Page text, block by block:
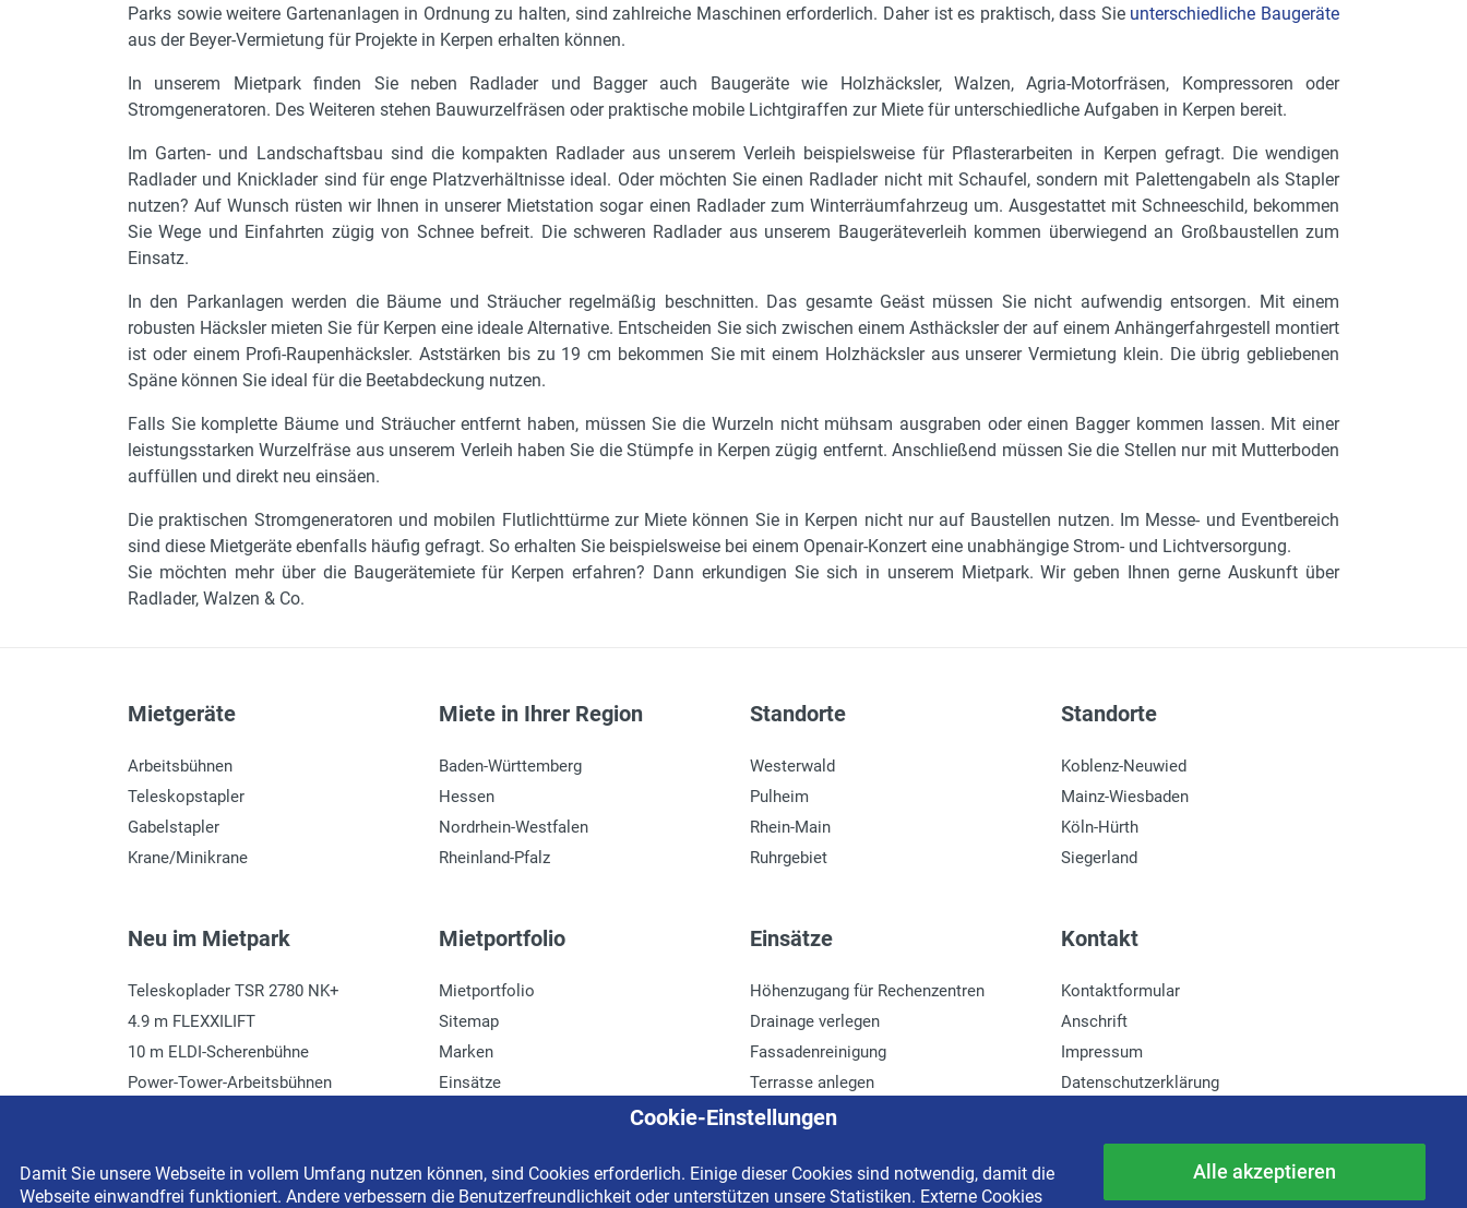
Parks sowie weitere Gartenanlagen in Ordnung zu halten, sind zahlreiche Maschinen erforderlich. Daher ist es praktisch, dass Sie unterschiedliche Baugeräte
aus der Beyer-Vermietung für Projekte in Kerpen erhalten können.
In unserem Mietpark finden Sie neben Radlader und Bagger auch Baugeräte wie Holzhäcksler, Walzen, Agria-Motorfräsen, Kompressoren oder
Stromgeneratoren. Des Weiteren stehen Bauwurzelfräsen oder praktische mobile Lichtgiraffen zur Miete für unterschiedliche Aufgaben in Kerpen bereit.
Im Garten- und Landschaftsbau sind die kompakten Radlader aus unserem Verleih beispielsweise für Pflasterarbeiten in Kerpen gefragt. Die wendigen
Radlader und Knicklader sind für enge Platzverhältnisse ideal. Oder möchten Sie einen Radlader nicht mit Schaufel, sondern mit Palettengabeln als Stapler
nutzen? Auf Wunsch rüsten wir Ihnen in unserer Mietstation sogar einen Radlader zum Winterräumfahrzeug um. Ausgestattet mit Schneeschild, bekommen
Sie Wege und Einfahrten zügig von Schnee befreit. Die schweren Radlader aus unserem Baugeräteverleih kommen überwiegend an Großbaustellen zum
Einsatz.
In den Parkanlagen werden die Bäume und Sträucher regelmäßig beschnitten. Das gesamte Geäst müssen Sie nicht aufwendig entsorgen. Mit einem
robusten Häcksler mieten Sie für Kerpen eine ideale Alternative. Entscheiden Sie sich zwischen einem Asthäcksler der auf einem Anhängerfahrgestell montiert
ist oder einem Profi-Raupenhäcksler. Aststärken bis zu 19 cm bekommen Sie mit einem Holzhäcksler aus unserer Vermietung klein. Die übrig gebliebenen
Späne können Sie ideal für die Beetabdeckung nutzen.
Falls Sie komplette Bäume und Sträucher entfernt haben, müssen Sie die Wurzeln nicht mühsam ausgraben oder einen Bagger kommen lassen. Mit einer
leistungsstarken Wurzelfräse aus unserem Verleih haben Sie die Stümpfe in Kerpen zügig entfernt. Anschließend müssen Sie die Stellen nur mit Mutterboden
auffüllen und direkt neu einsäen.
Die praktischen Stromgeneratoren und mobilen Flutlichttürme zur Miete können Sie in Kerpen nicht nur auf Baustellen nutzen. Im Messe- und Eventbereich
sind diese Mietgeräte ebenfalls häufig gefragt. So erhalten Sie beispielsweise bei einem Openair-Konzert eine unabhängige Strom- und Lichtversorgung.
Sie möchten mehr über die Baugerätemiete für Kerpen erfahren? Dann erkundigen Sie sich in unserem Mietpark. Wir geben Ihnen gerne Auskunft über
Radlader, Walzen & Co.
Mietgeräte
Arbeitsbühnen
Teleskopstapler
Gabelstapler
Krane/Minikrane
Miete in Ihrer Region
Baden-Württemberg
Hessen
Nordrhein-Westfalen
Rheinland-Pfalz
Standorte
Westerwald
Pulheim
Rhein-Main
Ruhrgebiet
Standorte
Koblenz-Neuwied
Mainz-Wiesbaden
Köln-Hürth
Siegerland
Neu im Mietpark
Teleskoplader TSR 2780 NK+
4.9 m FLEXXILIFT
10 m ELDI-Scherenbühne
Power-Tower-Arbeitsbühnen
Mietportfolio
Mietportfolio
Sitemap
Marken
Einsätze
Einsätze
Höhenzugang für Rechenzentren
Drainage verlegen
Fassadenreinigung
Terrasse anlegen
Ladenbau
Kontakt
Kontaktformular
Anschrift
Impressum
Datenschutzerklärung
Cookie-Einstellungen
Damit Sie unsere Webseite in vollem Umfang nutzen können, sind Cookies erforderlich. Einige dieser Cookies sind notwendig, damit die
Webseite einwandfrei funktioniert. Andere verbessern die Benutzerfreundlichkeit oder unterstützen unsere Statistiken. Externe Cookies
Alle akzeptieren